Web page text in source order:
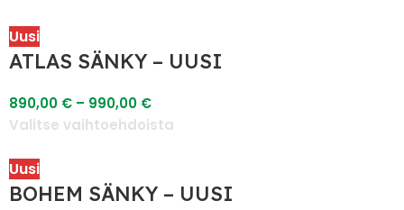
Uusi
ATLAS SÄNKY – UUSI
890,00 € – 990,00 €
Valitse vaihtoehdoista
Uusi
BOHEM SÄNKY – UUSI